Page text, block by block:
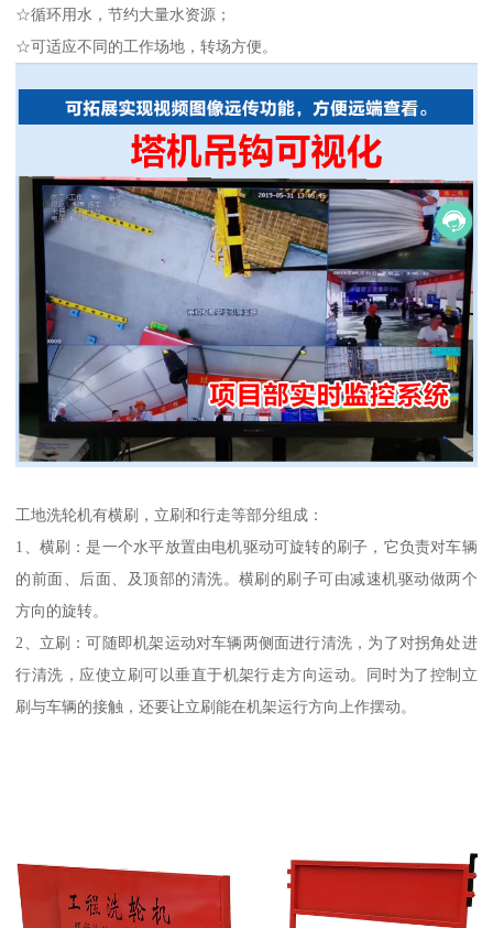
☆循环用水，节约大量水资源；
☆可适应不同的工作场地，转场方便。
工地洗轮机有横刷，立刷和行走等部分组成：
1、横刷：是一个水平放置由电机驱动可旋转的刷子，它负责对车辆
的前面、后面、及顶部的清洗。横刷的刷子可由减速机驱动做两个
方向的旋转。
2、立刷：可随即机架运动对车辆两侧面进行清洗，为了对拐角处进
行清洗，应使立刷可以垂直于机架行走方向运动。同时为了控制立
刷与车辆的接触，还要让立刷能在机架运行方向上作摆动。